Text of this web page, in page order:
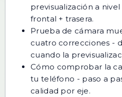
previsualización a
frontal + trasera.
Prueba de cámara
cuatro correcciones -
cuando la
Cómo comprobar la
tu teléfono - paso a
calidad por eje.